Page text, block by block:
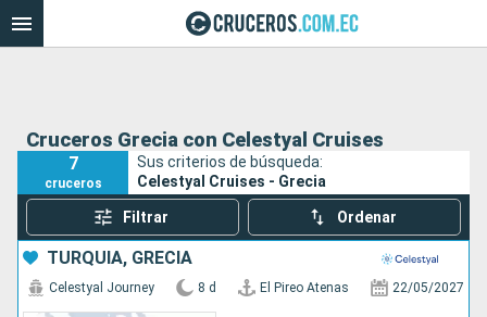
Cruceros Grecia con Celestyal Cruises
7
cruceros
Sus criterios de búsqueda:
Celestyal Cruises - Grecia
Filtrar Ordenar
TURQUÍA, GRECIA
Celestyal Journey 8 d El Pireo Atenas 22/05/2027